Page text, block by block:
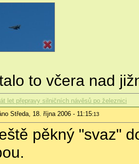
to včera nad
let přepravy silničních návěsů po železnici
Středa, 18. října 2006 - 11:15:13
pěkný "svaz"